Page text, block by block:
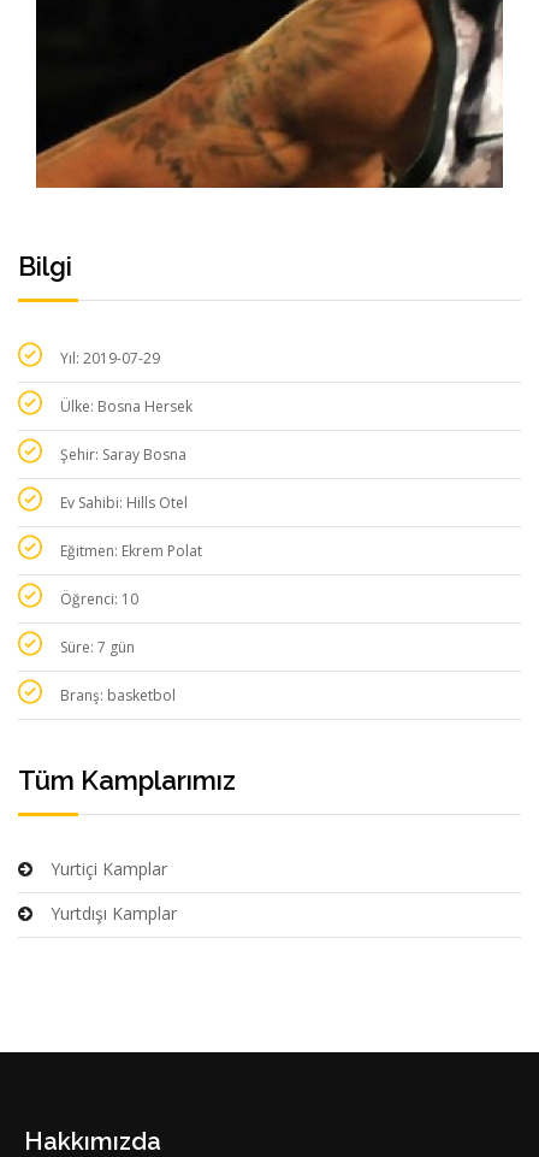
Bilgi
Yıl: 2019-07-29
Ülke: Bosna Hersek
Şehir: Saray Bosna
Ev Sahibi: Hills Otel
Eğitmen: Ekrem Polat
Öğrenci: 10
Süre: 7 gün
Branş: basketbol
Tüm Kamplarımız
Yurtiçi Kamplar
Yurtdışı Kamplar
Hakkımızda